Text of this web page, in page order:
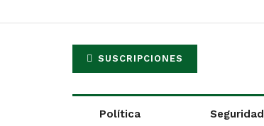
SUSCRIPCIONES
Política Seguridad